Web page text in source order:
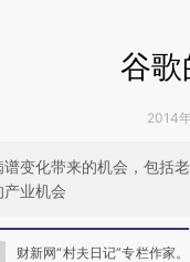
谷歌
2014
变化带来的机会，包括
产业机会
财新网“村夫日记”专栏作家。